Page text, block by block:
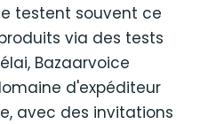
testent souvent ce
via des tests
Bazaarvoice
d'expéditeur
avec des invitations